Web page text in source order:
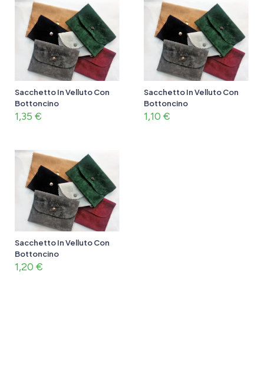
Sacchetto In Velluto Con
Bottoncino
1,35 €
Sacchetto In Velluto Con
Bottoncino
1,10 €
Sacchetto In Velluto Con
Bottoncino
1,20 €